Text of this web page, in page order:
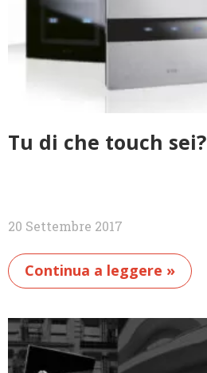
Tu di che touch sei?
20 Settembre 2017
Continua a leggere »